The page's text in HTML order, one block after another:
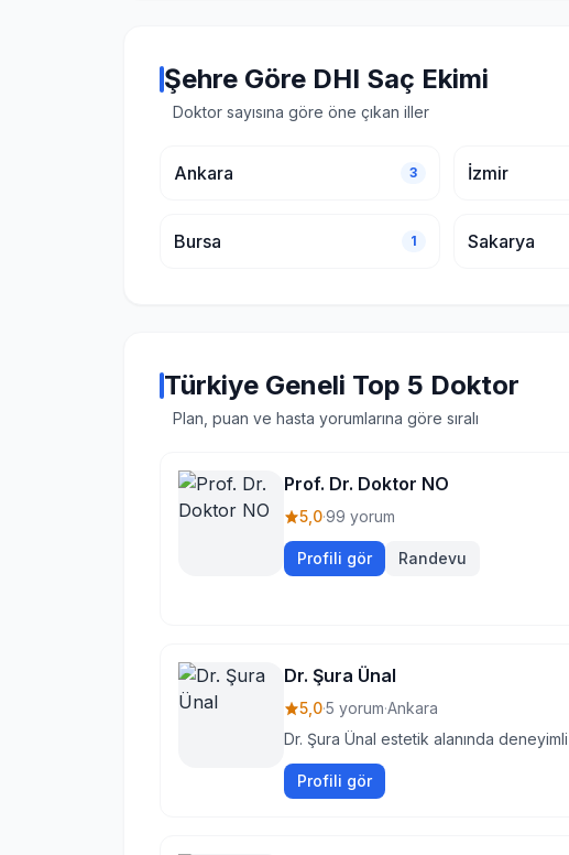
Şehre Göre DHI Saç Ekimi
Doktor sayısına göre öne çıkan iller
Ankara 3 İzmir
Bursa 1 Sakarya
Türkiye Geneli Top 5 Doktor
Plan, puan ve hasta yorumlarına göre sıralı
Prof. Dr. Doktor NO
5,0·99 yorum
Profili gör Randevu
Dr. Şura Ünal
5,0·5 yorum·Ankara
Dr. Şura Ünal estetik alanında
Profili gör